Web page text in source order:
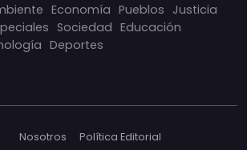
Economía Pueblos Justicia
Sociedad Educación
Deportes
Nosotros Política Editorial